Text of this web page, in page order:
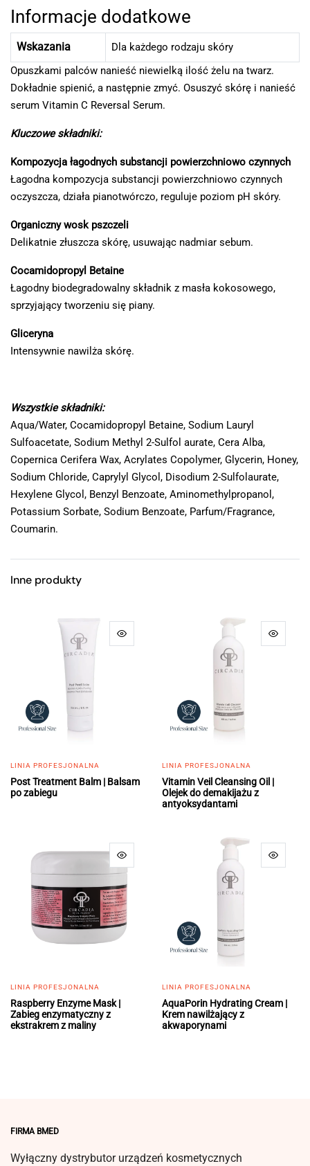
Informacje dodatkowe
Wskazania
Dla każdego rodzaju skóry
Opuszkami palców nanieść niewielką ilość żelu na twarz.
Dokładnie spienić, a następnie zmyć. Osuszyć skórę i nanieść
serum Vitamin C Reversal Serum.
Kluczowe składniki:
Kompozycja łagodnych substancji powierzchniowo czynnych
Łagodna kompozycja substancji powierzchniowo czynnych
oczyszcza, działa pianotwórczo, reguluje poziom pH skóry.
Organiczny wosk pszczeli
Delikatnie złuszcza skórę, usuwając nadmiar sebum.
Cocamidopropyl Betaine
Łagodny biodegradowalny składnik z masła kokosowego,
sprzyjający tworzeniu się piany.
Gliceryna
Intensywnie nawilża skórę.
Wszystkie składniki:
Aqua/Water, Cocamidopropyl Betaine, Sodium Lauryl
Sulfoacetate, Sodium Methyl 2-Sulfol aurate, Cera Alba,
Copernica Cerifera Wax, Acrylates Copolymer, Glycerin, Honey,
Sodium Chloride, Caprylyl Glycol, Disodium 2-Sulfolaurate,
Hexylene Glycol, Benzyl Benzoate, Aminomethylpropanol,
Potassium Sorbate, Sodium Benzoate, Parfum/Fragrance,
Coumarin.
Inne produkty
LINIA PROFESJONALNA
Post Treatment Balm | Balsam
po zabiegu
LINIA PROFESJONALNA
Vitamin Veil Cleansing Oil |
Olejek do demakijażu z
antyoksydantami
LINIA PROFESJONALNA
Raspberry Enzyme Mask |
Zabieg enzymatyczny z
ekstrakrem z maliny
LINIA PROFESJONALNA
AquaPorin Hydrating Cream |
Krem nawilżający z
akwaporynami
FIRMA BMED
Wyłączny dystrybutor urządzeń kosmetycznych